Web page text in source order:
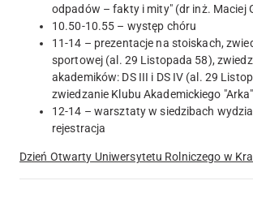
odpadów – fakty i mity" (dr inż. Maciej
10.50-10.55 – występ chóru
11-14 – prezentacje na stoiskach,
sportowej (al. 29 Listopada 58),
akademików: DS III i DS IV (al. 29
zwiedzanie Klubu Akademickiego "Arka"
12-14 – warsztaty w siedzibach
rejestracja
Dzień Otwarty Uniwersytetu Rolniczego w